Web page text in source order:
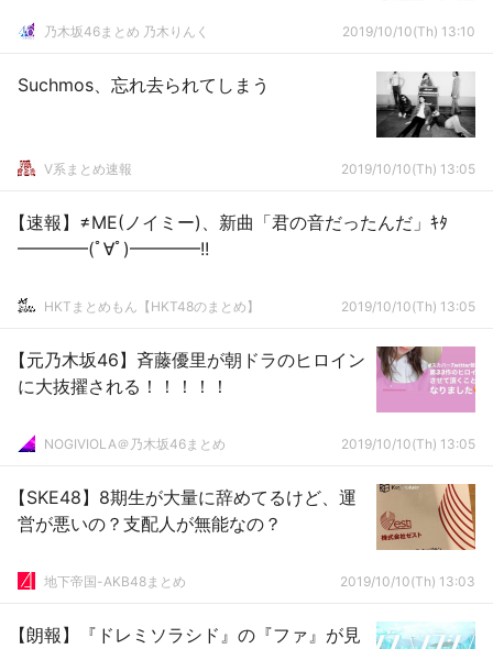
乃木坂46まとめ 乃木りんく 2019/10/10(Th) 13:10
Suchmos、忘れ去られてしまう
V系まとめ速報 2019/10/10(Th) 13:05
【速報】≠ME(ノイミー)、新曲「君の音だったんだ」ｷﾀ
━━━━(ﾟ∀ﾟ)━━━━!!
HKTまとめもん【HKT48のまとめ】 2019/10/10(Th) 13:05
【元乃木坂46】斉藤優里が朝ドラのヒロイン
に大抜擢される！！！！！
NOGIVIOLA＠乃木坂46まとめ 2019/10/10(Th) 13:05
【SKE48】8期生が大量に辞めてるけど、運
営が悪いの？支配人が無能なの？
地下帝国-AKB48まとめ 2019/10/10(Th) 13:03
【朗報】『ドレミソラシド』の『ファ』が見